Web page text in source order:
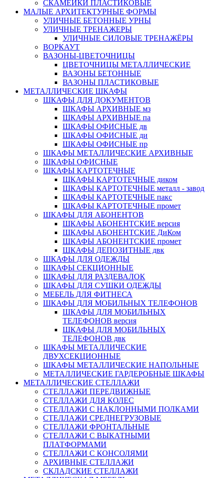
СКАМЕЙКИ ПЛАСТИКОВЫЕ
МАЛЫЕ АРХИТЕКТУРНЫЕ ФОРМЫ
УЛИЧНЫЕ БЕТОННЫЕ УРНЫ
УЛИЧНЫЕ ТРЕНАЖЕРЫ
УЛИЧНЫЕ СИЛОВЫЕ ТРЕНАЖЁРЫ
ВОРКАУТ
ВАЗОНЫ-ЦВЕТОЧНИЦЫ
ЦВЕТОЧНИЦЫ МЕТАЛЛИЧЕСКИЕ
ВАЗОНЫ БЕТОННЫЕ
ВАЗОНЫ ПЛАСТИКОВЫЕ
МЕТАЛЛИЧЕСКИЕ ШКАФЫ
ШКАФЫ ДЛЯ ДОКУМЕНТОВ
ШКАФЫ АРХИВНЫЕ мз
ШКАФЫ АРХИВНЫЕ па
ШКАФЫ ОФИСНЫЕ дв
ШКАФЫ ОФИСНЫЕ ди
ШКАФЫ ОФИСНЫЕ пр
ШКАФЫ МЕТАЛЛИЧЕСКИЕ АРХИВНЫЕ
ШКАФЫ ОФИСНЫЕ
ШКАФЫ КАРТОТЕЧНЫЕ
ШКАФЫ КАРТОТЕЧНЫЕ диком
ШКАФЫ КАРТОТЕЧНЫЕ металл - завод
ШКАФЫ КАРТОТЕЧНЫЕ пакс
ШКАФЫ КАРТОТЕЧНЫЕ промет
ШКАФЫ ДЛЯ АБОНЕНТОВ
ШКАФЫ АБОНЕНТСКИЕ версия
ШКАФЫ АБОНЕНТСКИЕ ДиКом
ШКАФЫ АБОНЕНТСКИЕ промет
ШКАФЫ ДЕПОЗИТНЫЕ двк
ШКАФЫ ДЛЯ ОДЕЖДЫ
ШКАФЫ СЕКЦИОННЫЕ
ШКАФЫ ДЛЯ РАЗДЕВАЛОК
ШКАФЫ ДЛЯ СУШКИ ОДЕЖДЫ
МЕБЕЛЬ ДЛЯ ФИТНЕСА
ШКАФЫ ДЛЯ МОБИЛЬНЫХ ТЕЛЕФОНОВ
ШКАФЫ ДЛЯ МОБИЛЬНЫХ
ТЕЛЕФОНОВ версия
ШКАФЫ ДЛЯ МОБИЛЬНЫХ
ТЕЛЕФОНОВ двк
ШКАФЫ МЕТАЛЛИЧЕСКИЕ
ДВУХСЕКЦИОННЫЕ
ШКАФЫ МЕТАЛЛИЧЕСКИЕ НАПОЛЬНЫЕ
МЕТАЛЛИЧЕСКИЕ ГАРДЕРОБНЫЕ ШКАФЫ
МЕТАЛЛИЧЕСКИЕ СТЕЛЛАЖИ
СТЕЛЛАЖИ ПЕРЕДВИЖНЫЕ
СТЕЛЛАЖИ ДЛЯ КОЛЕС
СТЕЛЛАЖИ С НАКЛОННЫМИ ПОЛКАМИ
СТЕЛЛАЖИ СРЕДНЕГРУЗОВЫЕ
СТЕЛЛАЖИ ФРОНТАЛЬНЫЕ
СТЕЛЛАЖИ С ВЫКАТНЫМИ
ПЛАТФОРМАМИ
СТЕЛЛАЖИ С КОНСОЛЯМИ
АРХИВНЫЕ СТЕЛЛАЖИ
СКЛАДСКИЕ СТЕЛЛАЖИ